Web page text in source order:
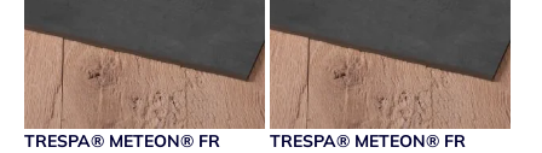
TRESPA® METEON® FR
TRESPA® METEON® FR